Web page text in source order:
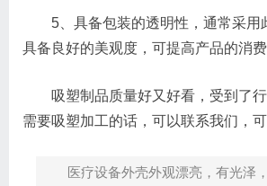
5、具备包装的透明性，通常采用
具备良好的美观度，可提高产品的消费
吸塑制品质量好又好看，受到了行
需要吸塑加工的话，可以联系我们，可
医疗设备外壳外观漂亮，有光泽